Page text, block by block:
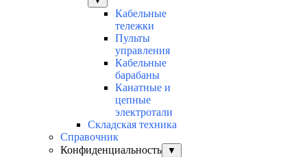
Кабельные
тележки
Пульты
управления
Кабельные
барабаны
Канатные и
цепные
электротали
Складская техника
Справочник
Конфиденциальность
▼